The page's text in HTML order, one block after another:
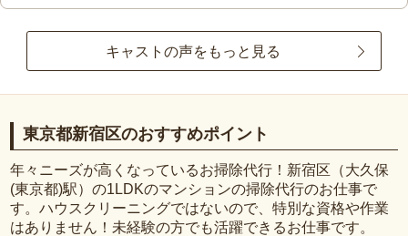
キャストの声をもっと見る
東京都新宿区のおすすめポイント
年々ニーズが高くなっているお掃除代行！新宿区（大久保
(東京都)駅）の1LDKのマンションの掃除代行のお仕事で
す。ハウスクリーニングではないので、特別な資格や作業
はありません！未経験の方でも活躍できるお仕事です。